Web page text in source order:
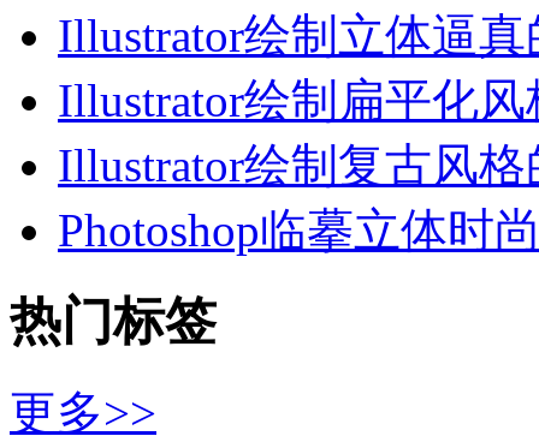
Illustrator绘制立体逼真
Illustrator绘制扁平化风
Illustrator绘制复古风格
Photoshop临摹立体时
热门标签
更多>>